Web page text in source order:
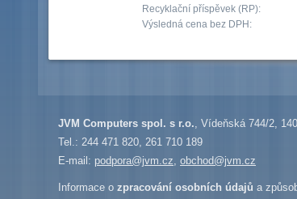
Recyklační příspěvek (RP):
Výsledná cena bez DPH:
JVM Computers spol. s r.o., Vídeňská 744/2,
Tel.: 244 471 820, 261 710 189
E-mail: podpora@jvm.cz, obchod@jvm.cz
Informace o zpracování osobních údajů a